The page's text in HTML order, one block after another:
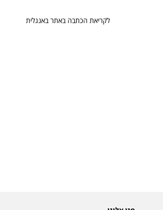
לקריאת הכתבה באתר באנגלית